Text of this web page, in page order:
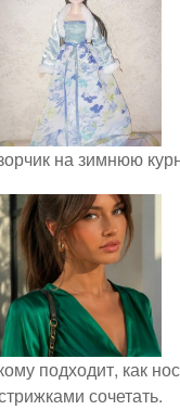
на зимнюю
подходит, как
сочетать.